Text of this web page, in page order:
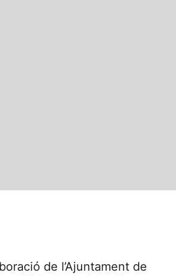
de l’Ajuntament de